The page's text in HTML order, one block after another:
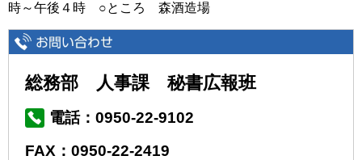
時～午後４時 ○ところ 森酒造場
総務部 人事課 秘書広報班
電話：0950-22-9102
FAX：0950-22-2419